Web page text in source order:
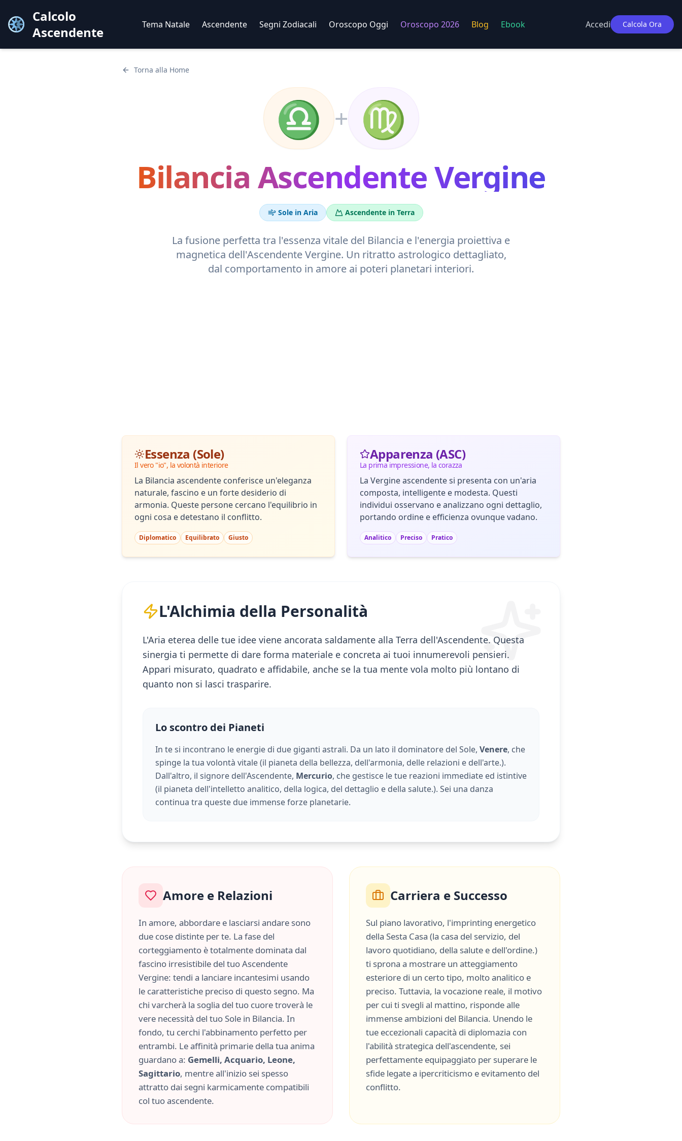
Calcolo
Ascendente
Tema Natale Ascendente Segni Zodiacali Oroscopo Oggi Oroscopo 2026 Blog Ebook Accedi Calcola Ora
Torna alla Home
♎ + ♍
Bilancia AscendenteVergine
Sole in Aria Ascendente in Terra
La fusione perfetta tra l'essenza vitale del Bilancia e l'energia proiettiva e
magnetica dell'AscendenteVergine. Un ritratto astrologico dettagliato,
dal comportamento in amore ai poteri planetari interiori.
Essenza (Sole)
Il vero "io", la volontà interiore
La Bilancia ascendente conferisce un'eleganza
naturale, fascino e un forte desiderio di
armonia. Queste persone cercano l'equilibrio in
ogni cosa e detestano il conflitto.
Diplomatico Equilibrato Giusto
Apparenza (ASC)
La prima impressione, la corazza
La Vergine ascendente si presenta con un'aria
composta, intelligente e modesta. Questi
individui osservano e analizzano ogni dettaglio,
portando ordine e efficienza ovunque vadano.
Analitico Preciso Pratico
L'Alchimia della Personalità
L'Aria eterea delle tue idee viene ancorata saldamente alla Terra dell'Ascendente. Questa
sinergia ti permette di dare forma materiale e concreta ai tuoi innumerevoli pensieri.
Appari misurato, quadrato e affidabile, anche se la tua mente vola molto più lontano di
quanto non si lasci trasparire.
Lo scontro dei Pianeti
In te si incontrano le energie di due giganti astrali. Da un lato il dominatore del Sole, Venere, che
spinge la tua volontà vitale (il pianeta della bellezza, dell'armonia, delle relazioni e dell'arte.).
Dall'altro, il signore dell'Ascendente, Mercurio, che gestisce le tue reazioni immediate ed istintive
(il pianeta dell'intelletto analitico, della logica, del dettaglio e della salute.). Sei una danza
continua tra queste due immense forze planetarie.
Amore e Relazioni
In amore, abbordare e lasciarsi andare sono
due cose distinte per te. La fase del
corteggiamento è totalmente dominata dal
fascino irresistibile del tuo Ascendente
Vergine: tendi a lanciare incantesimi usando
le caratteristiche preciso di questo segno. Ma
chi varcherà la soglia del tuo cuore troverà le
vere necessità del tuo Sole in Bilancia. In
fondo, tu cerchi l'abbinamento perfetto per
entrambi. Le affinità primarie della tua anima
guardano a: Gemelli, Acquario, Leone,
Sagittario, mentre all'inizio sei spesso
attratto dai segni karmicamente compatibili
col tuo ascendente.
Carriera e Successo
Sul piano lavorativo, l'imprinting energetico
della Sesta Casa (la casa del servizio, del
lavoro quotidiano, della salute e dell'ordine.)
ti sprona a mostrare un atteggiamento
esteriore di un certo tipo, moltoanalitico e
preciso. Tuttavia, la vocazione reale, il motivo
per cui ti svegli al mattino, risponde alle
immense ambizioni del Bilancia. Unendo le
tue eccezionali capacità di diplomazia con
l'abilità strategica dell'ascendente, sei
perfettamente equipaggiato per superare le
sfide legate a ipercriticismo e evitamento del
conflitto.